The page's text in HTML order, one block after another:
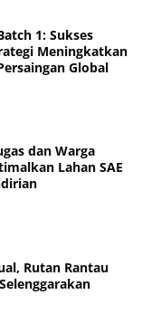
1: Sukses
Meningkatkan
Global
dan Warga
Lahan SAE
Rutan Rantau